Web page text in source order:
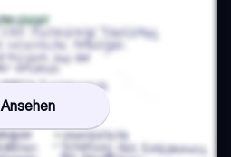
Ansehen